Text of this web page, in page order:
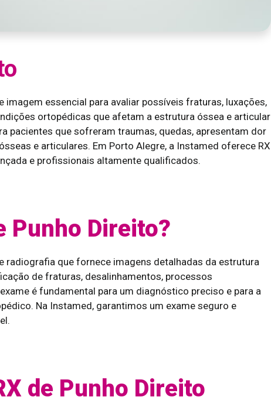
imagem essencial para avaliar possíveis fraturas, luxações,
ortopédicas que afetam a estrutura óssea e articular
pacientes que sofreram traumas, quedas, apresentam dor
e articulares. Em Porto Alegre, a Instamed oferece RX
e profissionais altamente qualificados.
Punho Direito?
radiografia que fornece imagens detalhadas da estrutura
de fraturas, desalinhamentos, processos
é fundamental para um diagnóstico preciso e para a
Na Instamed, garantimos um exame seguro e
de Punho Direito